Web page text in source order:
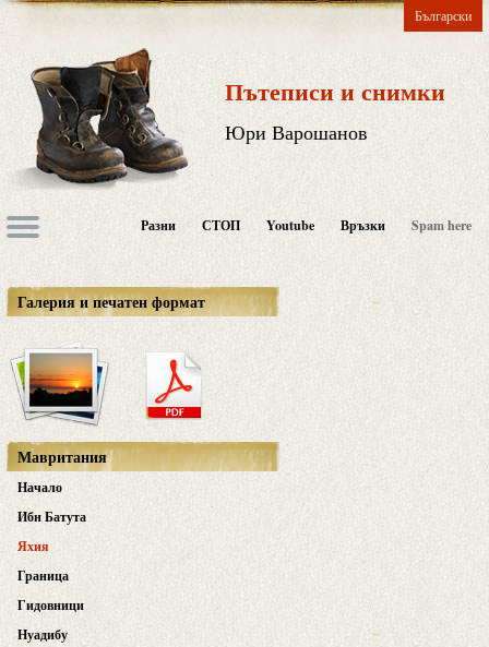
Български
Пътеписи и снимки
Юри Варошанов
Разни СТОП Youtube Връзки Spam here
Галерия и печатен формат
Мавритания
Начало
Ибн Батута
Яхия
Граница
Гидовници
Нуадибу